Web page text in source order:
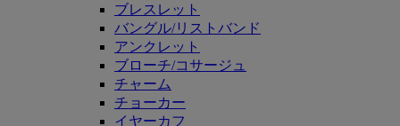
ブレスレット
バングル/リストバンド
アンクレット
ブローチ/コサージュ
チャーム
チョーカー
イヤーカフ